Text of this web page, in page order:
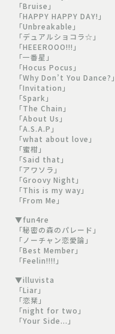
「Bruise」
「HAPPY HAPPY DAY!」
「Unbreakable」
「デュアルショコラ☆」
「HEEEROOO!!!」
「一番星」
「Hocus Pocus」
「Why Don’t You Dance?」
「Invitation」
「Spark」
「The Chain」
「About Us」
「A.S.A.P」
「what about love」
「蜜柑」
「Said that」
「アワソラ」
「Groovy Night」
「This is my way」
「From Me」
▼fun4re
「秘密の森のパレード」
「ノーチャン恋愛論」
「Best Member」
「Feelin!!!!」
▼illuvista
「Liar」
「恋栞」
「night for two」
「Your Side...」